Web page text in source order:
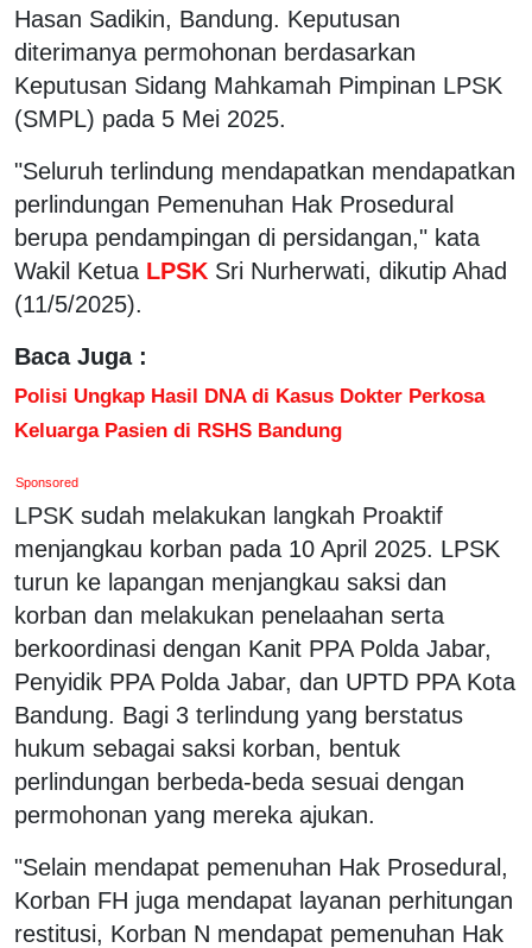
Hasan Sadikin, Bandung. Keputusan
diterimanya permohonan berdasarkan
Keputusan Sidang Mahkamah Pimpinan LPSK
(SMPL) pada 5 Mei 2025.
"Seluruh terlindung mendapatkan mendapatkan
perlindungan Pemenuhan Hak Prosedural
berupa pendampingan di persidangan," kata
Wakil Ketua LPSK Sri Nurherwati, dikutip Ahad
(11/5/2025).
Baca Juga :
Polisi Ungkap Hasil DNA di Kasus Dokter Perkosa
Keluarga Pasien di RSHS Bandung
Sponsored
LPSK sudah melakukan langkah Proaktif
menjangkau korban pada 10 April 2025. LPSK
turun ke lapangan menjangkau saksi dan
korban dan melakukan penelaahan serta
berkoordinasi dengan Kanit PPA Polda Jabar,
Penyidik PPA Polda Jabar, dan UPTD PPA Kota
Bandung. Bagi 3 terlindung yang berstatus
hukum sebagai saksi korban, bentuk
perlindungan berbeda-beda sesuai dengan
permohonan yang mereka ajukan.
"Selain mendapat pemenuhan Hak Prosedural,
Korban FH juga mendapat layanan perhitungan
restitusi, Korban N mendapat pemenuhan Hak